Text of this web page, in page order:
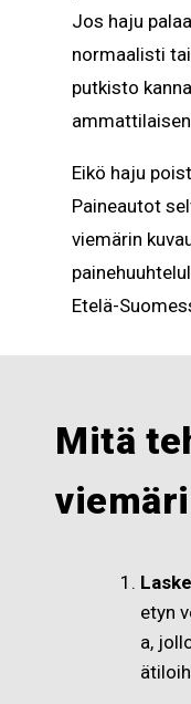
Jos haju
normaalisti
putkisto
Eikö haju
Paineautot
viemärin
Etelä-
Mitä
etyn
a,